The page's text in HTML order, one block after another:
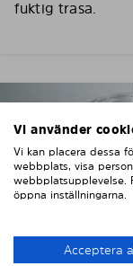
fuktig trasa.
Vi använder
Vi kan placera dessa
webbplats, visa
webbplatsupplevelse.
öppna inställningarna.
Acceptera